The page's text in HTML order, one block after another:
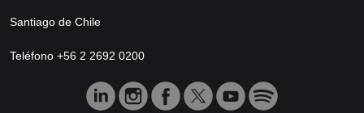
Santiago de Chile
Teléfono +56 2 2692 0200